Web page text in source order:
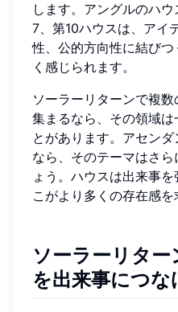
します。アングルのハ
7、第10ハウスは、アイ
性、公的方向性に結び
く感じられます。
ソーラーリターンで複
集まるなら、その領域
とがあります。アセン
なら、そのテーマはさ
ょう。ハウスは出来事
こがより多くの存在感を
ソーラーリタ
を出来事につな